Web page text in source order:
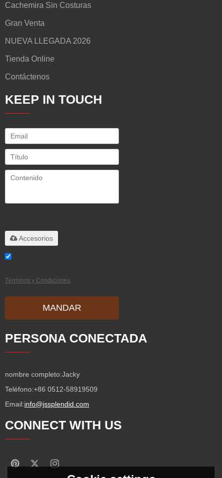
Cachemira Sin Costuras
Gran Venta
NUEVA LLEGADA 2026
Tienda Online
Contáctenos
KEEP IN TOUCH
Accesorios
Términos y Condiciones
MANDAR
PERSONA CONECTADA
nombre completo:Jacky
Teléfono:+86 0512-58919509
Email:info@jssplendid.com
CONNECT WITH US